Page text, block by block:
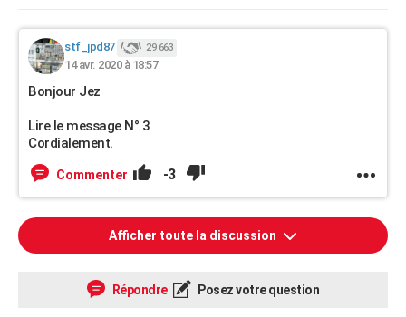
stf_jpd87 29 663
14 avr. 2020 à 18:57
Bonjour Jez
Lire le message N° 3
Cordialement.
Commenter -3
Afficher toute la discussion
Répondre Posez votre question